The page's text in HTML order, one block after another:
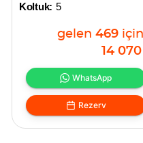
Koltuk: 5
gelen 469 için
14 070
WhatsApp
Rezerv